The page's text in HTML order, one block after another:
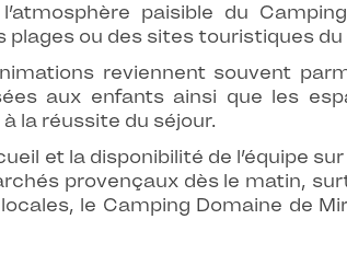
paisible du
plages ou des sites touristiques du
reviennent souvent
aux enfants ainsi que les
la réussite du séjour.
et la disponibilité de l’équipe
provençaux dès le matin,
le Camping Domaine de